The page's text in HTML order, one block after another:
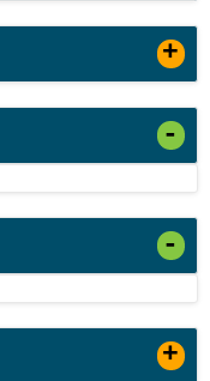
+
-
-
+